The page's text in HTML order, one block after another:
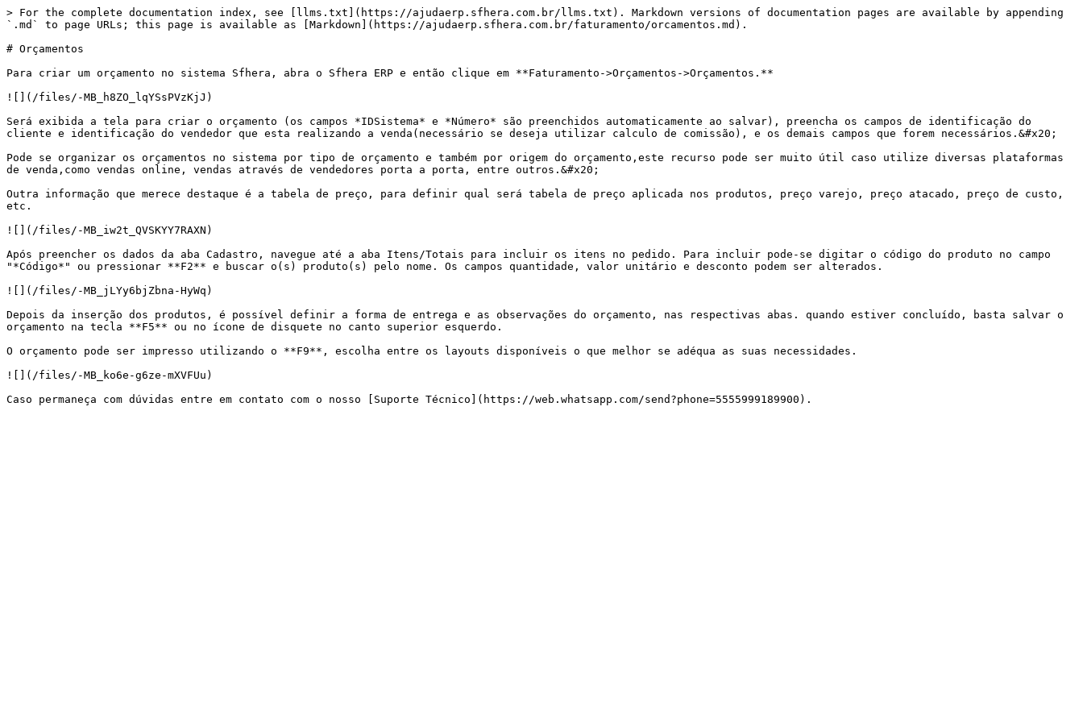
> For the complete documentation index, see [llms.txt](https://ajudaerp.sfhera.com.br/llms.txt). Markdown versions of documentation pages are available by appending
`.md` to page URLs; this page is available as [Markdown](https://ajudaerp.sfhera.com.br/faturamento/orcamentos.md).
# Orçamentos
Para criar um orçamento no sistema Sfhera, abra o Sfhera ERP e então clique em **Faturamento->Orçamentos->Orçamentos.**
![](/files/-MB_h8ZO_lqYSsPVzKjJ)
Será exibida a tela para criar o orçamento (os campos *IDSistema* e *Número* são preenchidos automaticamente ao salvar), preencha os campos de identificação do
cliente e identificação do vendedor que esta realizando a venda(necessário se deseja utilizar calculo de comissão), e os demais campos que forem necessários.&#x20;
Pode se organizar os orçamentos no sistema por tipo de orçamento e também por origem do orçamento,este recurso pode ser muito útil caso utilize diversas plataformas
de venda,como vendas online, vendas através de vendedores porta a porta, entre outros.&#x20;
Outra informação que merece destaque é a tabela de preço, para definir qual será tabela de preço aplicada nos produtos, preço varejo, preço atacado, preço de custo,
etc.
![](/files/-MB_iw2t_QVSKYY7RAXN)
Após preencher os dados da aba Cadastro, navegue até a aba Itens/Totais para incluir os itens no pedido. Para incluir pode-se digitar o código do produto no campo
"*Código*" ou pressionar **F2** e buscar o(s) produto(s) pelo nome. Os campos quantidade, valor unitário e desconto podem ser alterados.
![](/files/-MB_jLYy6bjZbna-HyWq)
Depois da inserção dos produtos, é possível definir a forma de entrega e as observações do orçamento, nas respectivas abas. quando estiver concluído, basta salvar o
orçamento na tecla **F5** ou no ícone de disquete no canto superior esquerdo.
O orçamento pode ser impresso utilizando o **F9**, escolha entre os layouts disponíveis o que melhor se adéqua as suas necessidades.
![](/files/-MB_ko6e-g6ze-mXVFUu)